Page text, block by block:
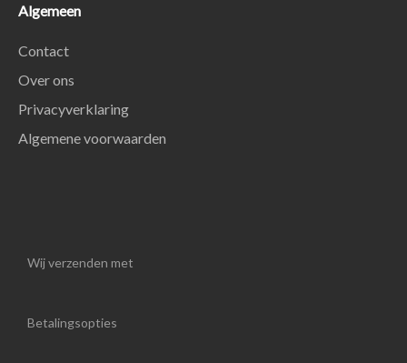
Algemeen
Contact
Over ons
Privacyverklaring
Algemene voorwaarden
Wij verzenden met
Betalingsopties